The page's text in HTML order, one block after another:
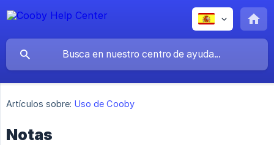
Artículos sobre: Uso de Cooby
Notas